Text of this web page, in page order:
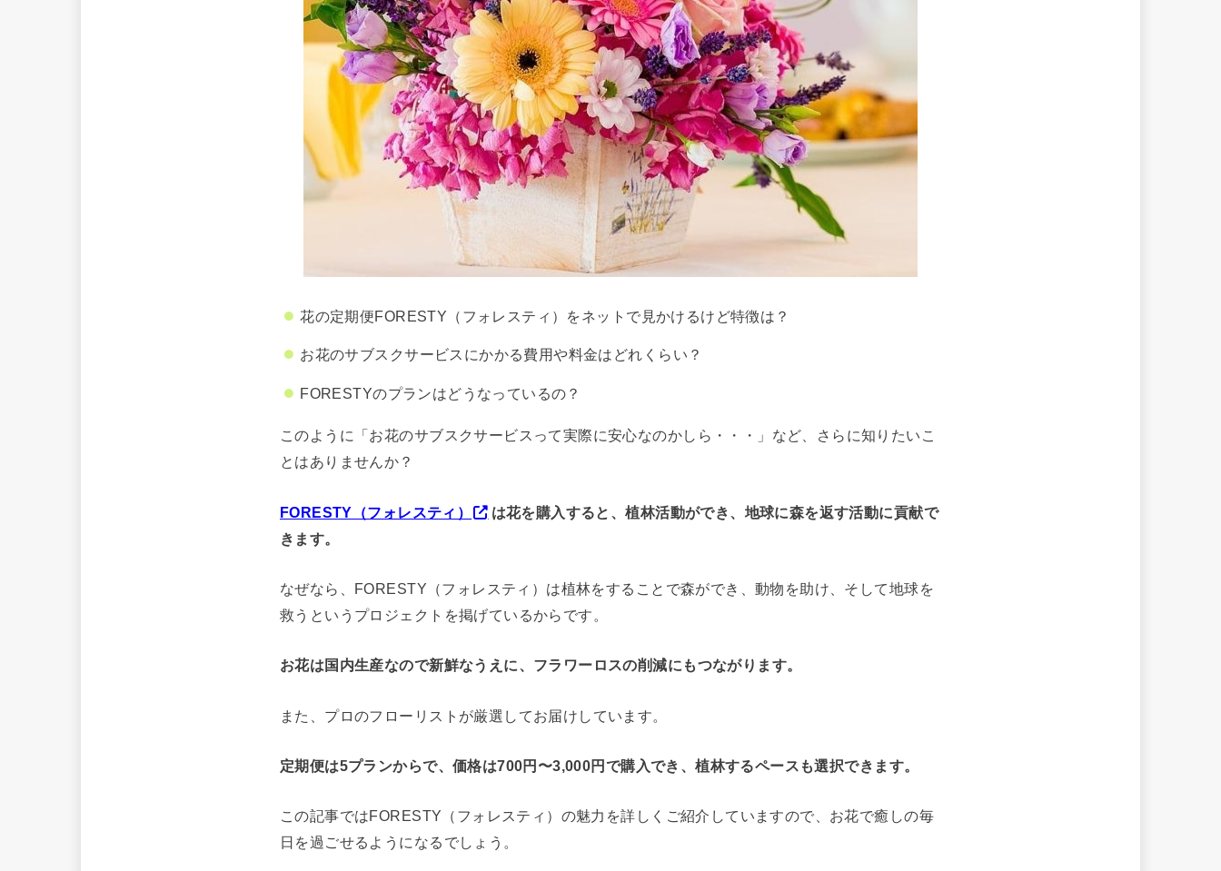
花の定期便FORESTY（フォレスティ）をネットで見かけるけど特徴は？
お花のサブスクサービスにかかる費用や料金はどれくらい？
FORESTYのプランはどうなっているの？
このように「お花のサブスクサービスって実際に安心なのかしら・・・」など、さらに知りたいこ
とはありませんか？
FORESTY（フォレスティ）
は花を購入すると、植林活動ができ、地球に森を返す活動に貢献で
きます。
なぜなら、FORESTY（フォレスティ）は植林をすることで森ができ、動物を助け、そして地球を
救うというプロジェクトを掲げているからです。
お花は国内生産なので新鮮なうえに、フラワーロスの削減にもつながります。
また、プロのフローリストが厳選してお届けしています。
定期便は5プランからで、価格は700円〜3,000円で購入でき、植林するペースも選択できます。
この記事ではFORESTY（フォレスティ）の魅力を詳しくご紹介していますので、お花で癒しの毎
日を過ごせるようになるでしょう。